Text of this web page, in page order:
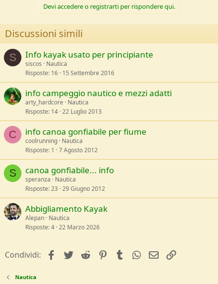
n
s
:
Devi accedere o registrarti per rispondere qui.
Discussioni simili
S Info kayak usato per principiante
siscos
Nautica
Risposte 16 15 Settembre 2016
info campeggio nautico e mezzi adatti
arty_hardcore
Nautica
Risposte 14 22 Luglio 2013
C info canoa gonfiabile per fiume
coolrunning Nautica
Risposte 1 7 Agosto 2012
S canoa gonfiabile... info
speranza
Nautica
Risposte 23 29 Giugno 2012
Abbigliamento Kayak
Alepan Nautica
Risposte 4 22 Marzo 2026
Condividi: facebookTwitterReddit PinterestTumblrWhatsApp
e-mail
Nautica